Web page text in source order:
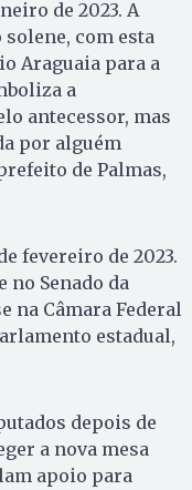
de 2023. A
com esta
Araguaia para a
a
antecessor, mas
por alguém
de Palmas,
fevereiro de 2023.
no Senado da
na Câmara Federal
estadual,
depois de
a nova mesa
apoio para